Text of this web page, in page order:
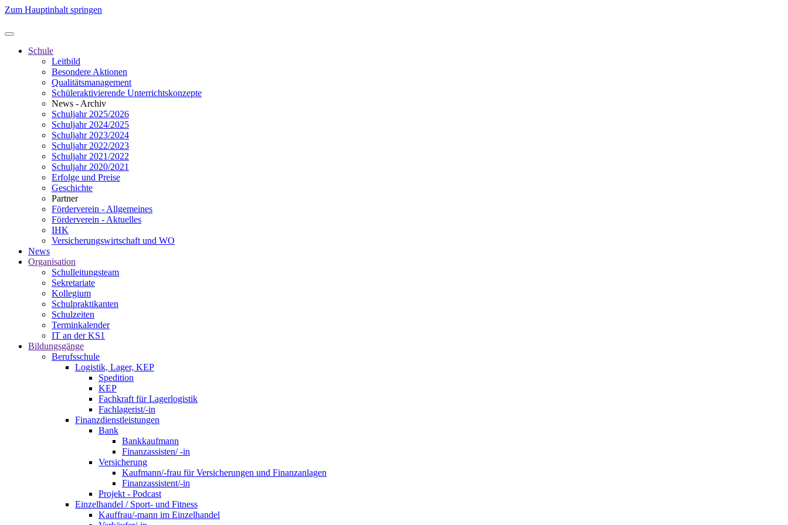
Zum Hauptinhalt springen
Schule
Leitbild
Besondere Aktionen
Qualitätsmanagement
Schüleraktivierende Unterrichtskonzepte
News - Archiv
Schuljahr 2025/2026
Schuljahr 2024/2025
Schuljahr 2023/2024
Schuljahr 2022/2023
Schuljahr 2021/2022
Schuljahr 2020/2021
Erfolge und Preise
Geschichte
Partner
Förderverein - Allgemeines
Förderverein - Aktuelles
IHK
Versicherungswirtschaft und WO
News
Organisation
Schulleitungsteam
Sekretariate
Kollegium
Schulpraktikanten
Schulzeiten
Terminkalender
IT an der KS1
Bildungsgänge
Berufsschule
Logistik, Lager, KEP
Spedition
KEP
Fachkraft für Lagerlogistik
Fachlagerist/-in
Finanzdienstleistungen
Bank
Bankkaufmann
Finanzassisten/ -in
Versicherung
Kaufmann/-frau für Versicherungen und Finanzanlagen
Finanzassistent/-in
Projekt - Podcast
Einzelhandel / Sport- und Fitness
Kauffrau/-mann im Einzelhandel